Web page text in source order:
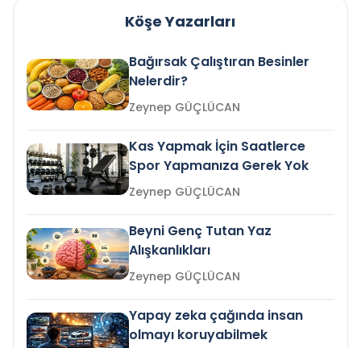
Köşe Yazarları
Bağırsak Çalıştıran Besinler
Nelerdir?
Zeynep GÜÇLÜCAN
Kas Yapmak İçin Saatlerce
Spor Yapmanıza Gerek Yok
Zeynep GÜÇLÜCAN
Beyni Genç Tutan Yaz
Alışkanlıkları
Zeynep GÜÇLÜCAN
Yapay zeka çağında insan
olmayı koruyabilmek